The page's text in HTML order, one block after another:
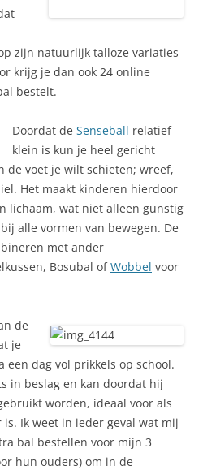
zijn natuurlijk talloze variaties
krijg je dan ook 24 online
bestelt.
Doordat de Senseball relatief
klein is kun je heel gericht
de voet je wilt schieten; wreef,
Het maakt kinderen hierdoor
lichaam, wat niet alleen gunstig
alle vormen van bewegen. De
met ander
Bosubal ofWobbel voor
de
je
een dag vol prikkels op school.
in beslag en kan doordat hij
worden, ideaal voor als
Ik weet in ieder geval wat mij
bal bestellen voor mijn 3
hun ouders) om in de